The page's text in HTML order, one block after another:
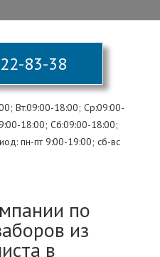
83-38
Вт:09:00-18:00; Ср:09:00-
18:00; Сб:09:00-18:00;
пн-пт 9:00-19:00; сб-вс
по
из
в